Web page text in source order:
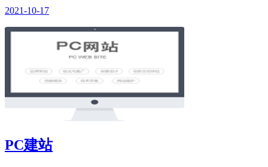
2021-10-17
PC建站